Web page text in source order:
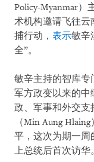
Policy-Myanmar
术机构邀请飞往云
捕行动， 表示敏辛
全”。
敏辛主持的智库专
军方政变以来的中
政、军事和外交支
（Min Aung
平，这次为期一周
上总统后首次访华。